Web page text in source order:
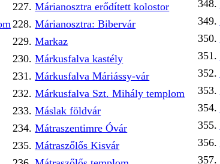
Márianosztra erődített kolostor
Márianosztra: Bibervár
Markaz
Márkusfalva kastély
Márkusfalva Máriássy-vár
Márkusfalva Szt. Mihály templom
Máslak földvár
Mátraszentimre Óvár
Mátraszőlős Kisvár